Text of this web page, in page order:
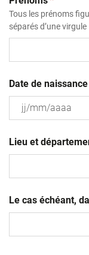
Tous les prénoms
séparés d’une virgule
Date de naissance
slash
MM
Lieu et
Le cas échéant,